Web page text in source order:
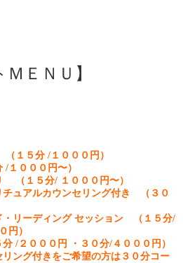
ＥＮＵ】
１５分 /１０００円）
１０００円〜）
（１５分/ １０００円〜）
チュアルカウンセリング付き （３０
・リーディング セッション （１５分/
円）
/２０００円 ・３０分/４０００円）
ング付きをご希望の方は３０分コー